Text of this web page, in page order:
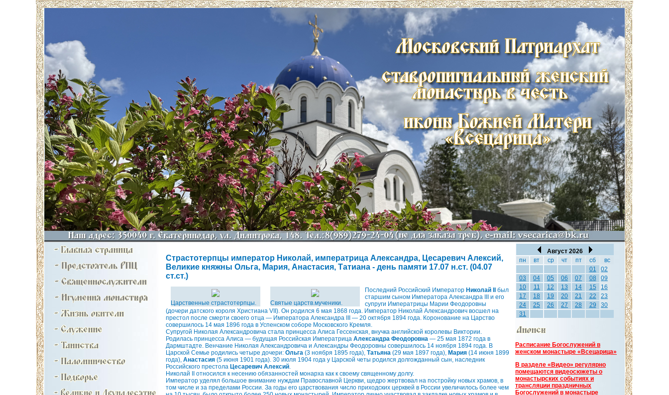
Страстотерпцы император Николай, императрица Александра, Цесаревич Алексий,
Великие княжны Ольга, Мария, Анастасия, Татиана - день памяти 17.07 н.ст. (04.07
ст.ст.)
Царственные страстотерпцы. Святые царств.мученики.
Последний Российский Император Николай II был
старшим сыном Императора Александра III и его
супруги Императрицы Марии Феодоровны
(дочери датского короля Христиана VII). Он родился 6 мая 1868 года. Император Николай Александрович восшел на
престол после смерти своего отца — Императора Александра III — 20 октября 1894 года. Коронование на Царство
совершилось 14 мая 1896 года в Успенском соборе Московского Кремля.
Супругой Николая Александровича стала принцесса Алиса Гессенская, внучка английской королевы Виктории.
Родилась принцесса Алиса — будущая Российская Императрица Александра Феодоровна — 25 мая 1872 года в
Дармштадте. Венчание Николая Александровича и Александры Феодоровны совершилось 14 ноября 1894 года. В
Царской Семье родились четыре дочери: Ольга (3 ноября 1895 года), Татьяна (29 мая 1897 года), Мария (14 июня 1899
года), Анастасия (5 июня 1901 года). 30 июля 1904 года у Царской четы родился долгожданный сын, наследник
Российского престола Цесаревич Алексий
Николай II относился к несению обязанностей монарха как к своему священному долгу.
Император уделял большое внимание нуждам Православной Церкви, щедро жертвовал на постройку новых храмов, в
том числе и за пределами России. За годы его царствования число приходских церквей в России увеличилось более чем
Август 2026
пн
вт ср чт пт сб
вс
01
02
03
04 05 06 07 08
09
10
11 12 13 14 15
16
17
18 19 20 21 22
23
24
25 26 27 28 29
30
31
Расписание Богослужений в
женском монастыре «Всецарица»
В разделе «Видео» регулярно
помещаются видеосюжеты о
монастырских событиях и
трансляции праздничных
Богослужений в монастыре